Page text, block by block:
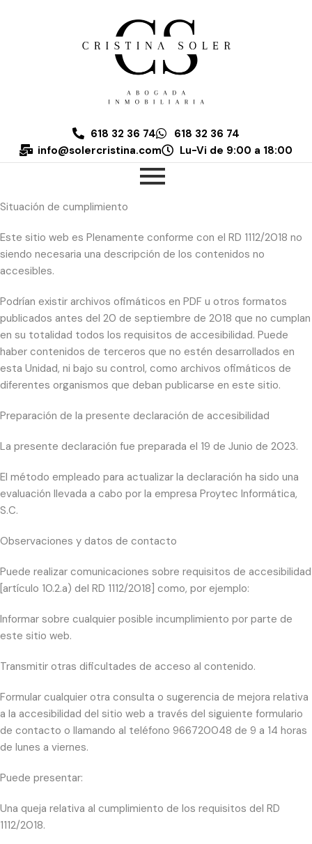
618 32 36 74
618 32 36 74
info@solercristina.com
Lu-Vi de 9:00 a 18:00
CRISTINA SOLER PASTOR, S.L. se ha comprometido a hacer
accesible su sitio web de conformidad con el Real Decreto
1112/2018, de 7 de septiembre, sobre accesibilidad de los sitios
web y aplicaciones para dispositivos móviles del sector público,
La presente declaración de accesibilidad se aplica al sitio
https://solercristina.com excluyendo los contenidos incrustados
provenientes de otros dominios.
Situación de cumplimiento
Este sitio web es Plenamente conforme con el RD 1112/2018 no
siendo necesaria una descripción de los contenidos no
accesibles.
Podrían existir archivos ofimáticos en PDF u otros formatos
publicados antes del 20 de septiembre de 2018 que no cumplan
en su totalidad todos los requisitos de accesibilidad. Puede
haber contenidos de terceros que no estén desarrollados en
esta Unidad, ni bajo su control, como archivos ofimáticos de
diferentes organismos que deban publicarse en este sitio.
Preparación de la presente declaración de accesibilidad
La presente declaración fue preparada el 19 de Junio de 2023.
El método empleado para actualizar la declaración ha sido una
evaluación llevada a cabo por la empresa Proytec Informática,
S.C.
Observaciones y datos de contacto
Puede realizar comunicaciones sobre requisitos de accesibilidad
[artículo 10.2.a) del RD 1112/2018] como, por ejemplo:
Informar sobre cualquier posible incumplimiento por parte de
este sitio web.
Transmitir otras dificultades de acceso al contenido.
Formular cualquier otra consulta o sugerencia de mejora relativa
a la accesibilidad del sitio web a través del siguiente formulario
de contacto o llamando al teléfono 966720048 de 9 a 14 horas
de lunes a viernes.
Puede presentar:
Una queja relativa al cumplimiento de los requisitos del RD
1112/2018.